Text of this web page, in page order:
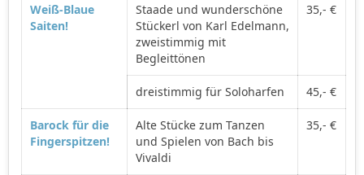
Weiß-Blaue
Saiten!
Staade und wunderschöne
Stückerl von Karl Edelmann,
zweistimmig mit
Begleittönen
35,- €
dreistimmig für Soloharfen 45,- €
Barock für die
Fingerspitzen!
Alte Stücke zum Tanzen
und Spielen von Bach bis
Vivaldi
35,- €